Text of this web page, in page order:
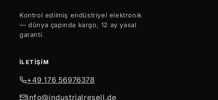
Kontrol edilmiş endüstriyel elektronik
— dünya çapında kargo, 12 ay yasal
garanti.
İLETIŞIM
+49 176 56976378
info@industrialresell.de